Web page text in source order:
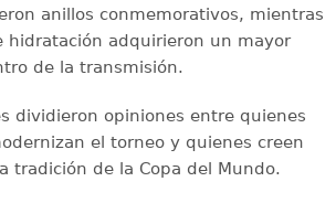
anillos conmemorativos, mientras
hidratación adquirieron un mayor
de la transmisión.
dividieron opiniones entre quienes
el torneo y quienes creen
tradición de la Copa del Mundo.